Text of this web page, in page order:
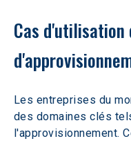
Cas d'utilisation
Les entreprises du
des domaines clés
l'approvisionnement.